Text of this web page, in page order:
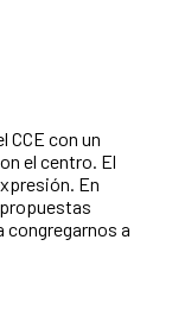
CCE con un
el centro. El
En
congregarnos a